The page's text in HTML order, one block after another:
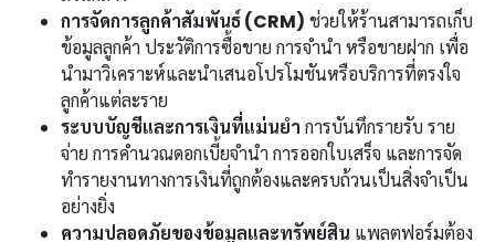
การจัดการลูกค้าสัมพันธ์ (CRM) ช่วยให้ร้านสามารถเก็บ
ข้อมูลลูกค้า ประวัติการซื้อขาย การจำนำ หรือขายฝาก เพื่อ
นำมาวิเคราะห์และนำเสนอโปรโมชันหรือบริการที่ตรงใจ
ลูกค้าแต่ละราย
ระบบบัญชีและการเงินที่แม่นยำ การบันทึกรายรับ ราย
จ่าย การคำนวณดอกเบี้ยจำนำ การออกใบเสร็จ และการจัด
ทำรายงานทางการเงินที่ถูกต้องและครบถ้วนเป็นสิ่งจำเป็น
อย่างยิ่ง
ความปลอดภัยของข้อมูลและทรัพย์สิน แพลตฟอร์มต้อง